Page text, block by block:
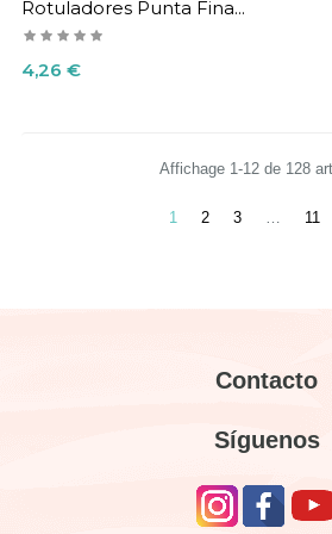
Rotuladores Punta Fina...
Precio
4,26 €
Affichage 1-12 de 128
1 2 3 … 11
Contacto
Síguenos